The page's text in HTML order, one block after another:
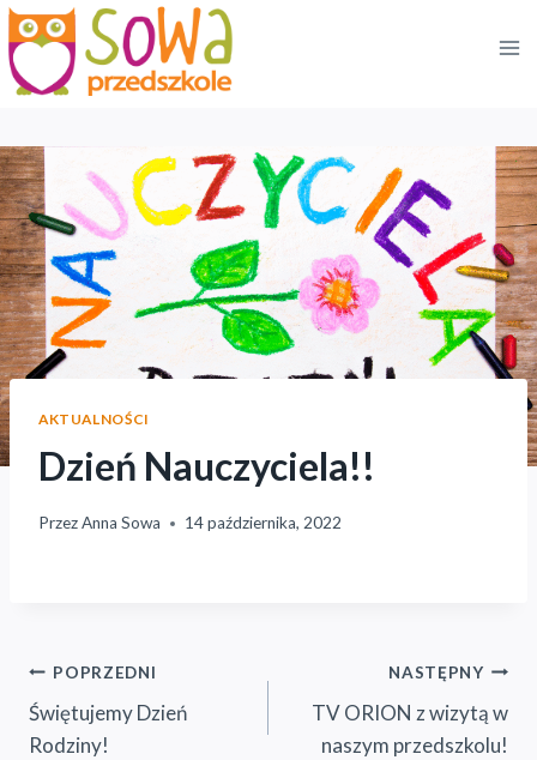
Przejdź
do
treści
AKTUALNOŚCI
Dzień Nauczyciela!!
PrzezAnna Sowa 14 października, 2022
Nawigacja
wpisu
POPRZEDNI
Świętujemy Dzień
Rodziny!
NASTĘPNY
TV ORION z wizytą w
naszym przedszkolu!